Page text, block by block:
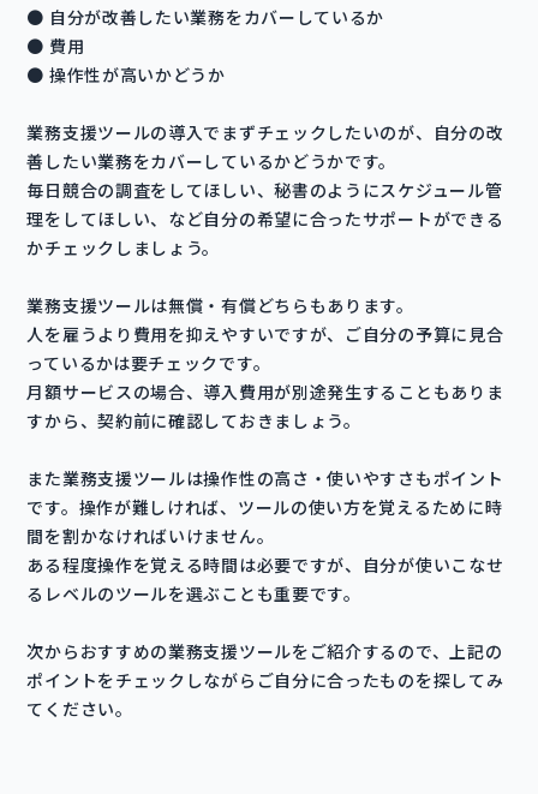
● 自分が改善したい業務をカバーしているか
● 費用
● 操作性が高いかどうか
業務支援ツールの導入でまずチェックしたいのが、自分の改
善したい業務をカバーしているかどうかです。
毎日競合の調査をしてほしい、秘書のようにスケジュール管
理をしてほしい、など自分の希望に合ったサポートができる
かチェックしましょう。
業務支援ツールは無償・有償どちらもあります。
人を雇うより費用を抑えやすいですが、ご自分の予算に見合
っているかは要チェックです。
月額サービスの場合、導入費用が別途発生することもありま
すから、契約前に確認しておきましょう。
また業務支援ツールは操作性の高さ・使いやすさもポイント
です。操作が難しければ、ツールの使い方を覚えるために時
間を割かなければいけません。
ある程度操作を覚える時間は必要ですが、自分が使いこなせ
るレベルのツールを選ぶことも重要です。
次からおすすめの業務支援ツールをご紹介するので、上記の
ポイントをチェックしながらご自分に合ったものを探してみ
てください。